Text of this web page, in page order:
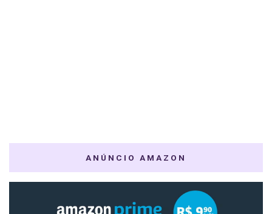
ANÚNCIO AMAZON